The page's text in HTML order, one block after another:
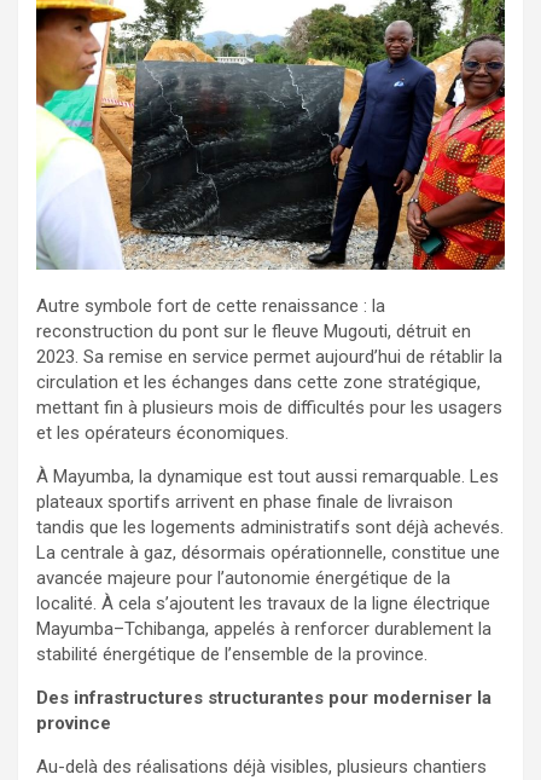
Autre symbole fort de cette renaissance : la
reconstruction du pont sur le fleuve Mugouti, détruit en
2023. Sa remise en service permet aujourd’hui de rétablir la
circulation et les échanges dans cette zone stratégique,
mettant fin à plusieurs mois de difficultés pour les usagers
et les opérateurs économiques.
À Mayumba, la dynamique est tout aussi remarquable. Les
plateaux sportifs arrivent en phase finale de livraison
tandis que les logements administratifs sont déjà achevés.
La centrale à gaz, désormais opérationnelle, constitue une
avancée majeure pour l’autonomie énergétique de la
localité. À cela s’ajoutent les travaux de la ligne électrique
Mayumba–Tchibanga, appelés à renforcer durablement la
stabilité énergétique de l’ensemble de la province.
Des infrastructures structurantes pour moderniser la
province
Au-delà des réalisations déjà visibles, plusieurs chantiers